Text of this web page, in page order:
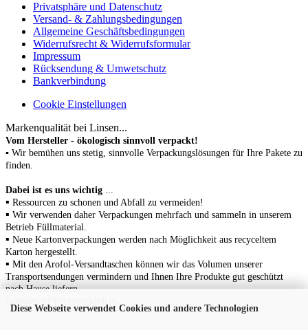
Diese Webseite verwendet Cookies und andere Technologien
Privatsphäre und Datenschutz
Versand- & Zahlungsbedingungen
Allgemeine Geschäftsbedingungen
Widerrufsrecht & Widerrufsformular
Impressum
Rücksendung & Umwetschutz
Bankverbindung
Cookie Einstellungen
Markenqualität bei Linsen...
Vom Hersteller - ökologisch sinnvoll verpackt!
▪ Wir bemühen uns stetig, sinnvolle Verpackungslösungen für Ihre Pakete zu
finden.
Dabei ist es uns wichtig ...
▪ Ressourcen zu schonen und Abfall zu vermeiden!
▪ Wir verwenden daher Verpackungen mehrfach und sammeln in unserem
Betrieb Füllmaterial.
▪ Neue Kartonverpackungen werden nach Möglichkeit aus recyceltem
Karton hergestellt.
▪ Mit den Arofol-Versandtaschen können wir das Volumen unserer
Transportsendungen vermindern und Ihnen Ihre Produkte gut geschützt
nach Hause liefern.